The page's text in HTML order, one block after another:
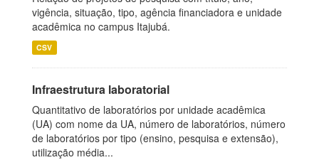
vigência, situação, tipo, agência financiadora e unidade
acadêmica no campus Itajubá.
CSV
Infraestrutura laboratorial
Quantitativo de laboratórios por unidade acadêmica
(UA) com nome da UA, número de laboratórios, número
de laboratórios por tipo (ensino, pesquisa e extensão),
utilização média...